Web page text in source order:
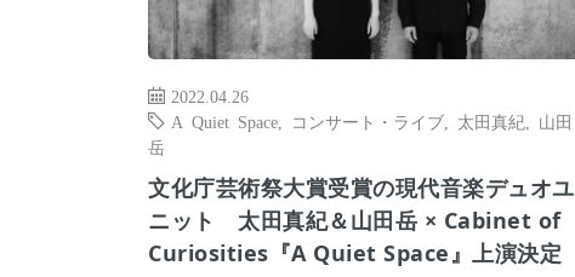
2022.04.26
A Quiet Space
コンサート・ライブ 太田真紀
山田
岳
文化庁芸術祭大賞受賞の現代音楽デュオユ
ニット 太田真紀＆山田岳 × Cabinet of
Curiosities『A Quiet Space』上演決定